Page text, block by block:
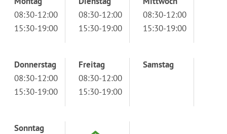
08:30-12:00
15:30-19:00
08:30-12:00
15:30-19:00
08:30-12:00
15:30-19:00
Donnerstag
08:30-12:00
15:30-19:00
Freitag
08:30-12:00
15:30-19:00
Samstag
Sonntag